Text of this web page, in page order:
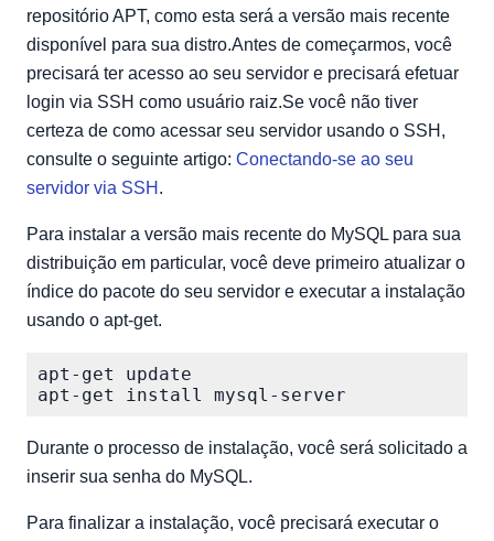
repositório APT, como esta será a versão mais recente
disponível para sua distro.Antes de começarmos, você
precisará ter acesso ao seu servidor e precisará efetuar
login via SSH como usuário raiz.Se você não tiver
certeza de como acessar seu servidor usando o SSH,
consulte o seguinte artigo: Conectando-se ao seu
servidor via SSH .
Para instalar a versão mais recente do MySQL para sua
distribuição em particular, você deve primeiro atualizar o
índice do pacote do seu servidor e executar a instalação
usando o apt-get.
apt-get update
Durante o processo de instalação, você será solicitado a
inserir sua senha do MySQL.
Para finalizar a instalação, você precisará executar o